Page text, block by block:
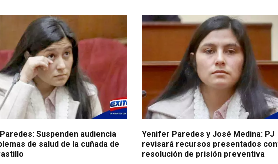
Suspenden audiencia
de salud de la cuñada de
Yenifer Paredes y José Medina: PJ
revisará recursos presentados
resolución de prisión preventiva